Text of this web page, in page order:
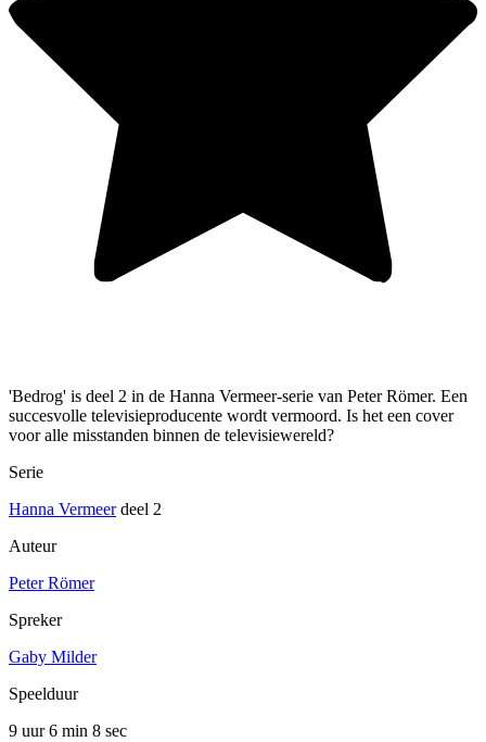
'Bedrog' is deel 2 in de Hanna Vermeer-serie van Peter Römer. Een
succesvolle televisieproducente wordt vermoord. Is het een cover
voor alle misstanden binnen de televisiewereld?
Serie
Hanna Vermeerdeel 2
Auteur
Peter Römer
Spreker
Gaby Milder
Speelduur
9 uur 6 min 8 sec